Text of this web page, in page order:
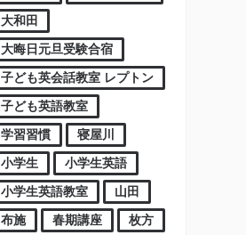
大和田
大晦日元旦受験合宿
子ども英会話教室 レプトン
子ども英語教室
学習習慣
寝屋川
小学生
小学生英語
小学生英語教室
山田
布施
春期講座
枚方